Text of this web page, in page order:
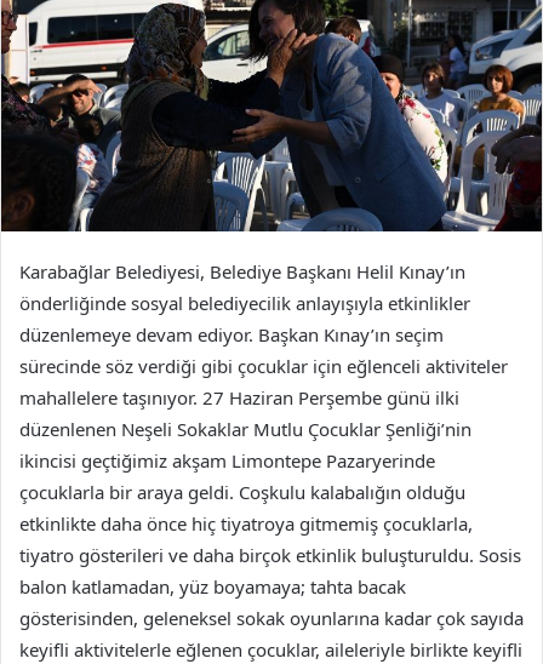
Karabağlar Belediyesi, Belediye Başkanı Helil Kınay’ın
önderliğinde sosyal belediyecilik anlayışıyla etkinlikler
düzenlemeye devam ediyor. Başkan Kınay’ın seçim
sürecinde söz verdiği gibi çocuklar için eğlenceli aktiviteler
mahallelere taşınıyor. 27 Haziran Perşembe günü ilki
düzenlenen Neşeli Sokaklar Mutlu Çocuklar Şenliği’nin
ikincisi geçtiğimiz akşam Limontepe Pazaryerinde
çocuklarla bir araya geldi. Coşkulu kalabalığın olduğu
etkinlikte daha önce hiç tiyatroya gitmemiş çocuklarla,
tiyatro gösterileri ve daha birçok etkinlik buluşturuldu. Sosis
balon katlamadan, yüz boyamaya; tahta bacak
gösterisinden, geleneksel sokak oyunlarına kadar çok sayıda
keyifli aktivitelerle eğlenen çocuklar, aileleriyle birlikte keyifli